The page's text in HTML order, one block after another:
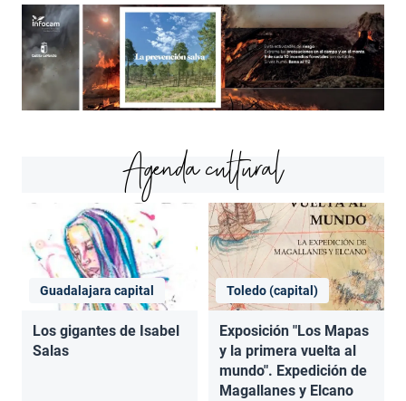
Agenda cultural
Guadalajara capital
Los gigantes de Isabel
Salas
Toledo (capital)
Exposición "Los Mapas
y la primera vuelta al
mundo". Expedición de
Magallanes y Elcano